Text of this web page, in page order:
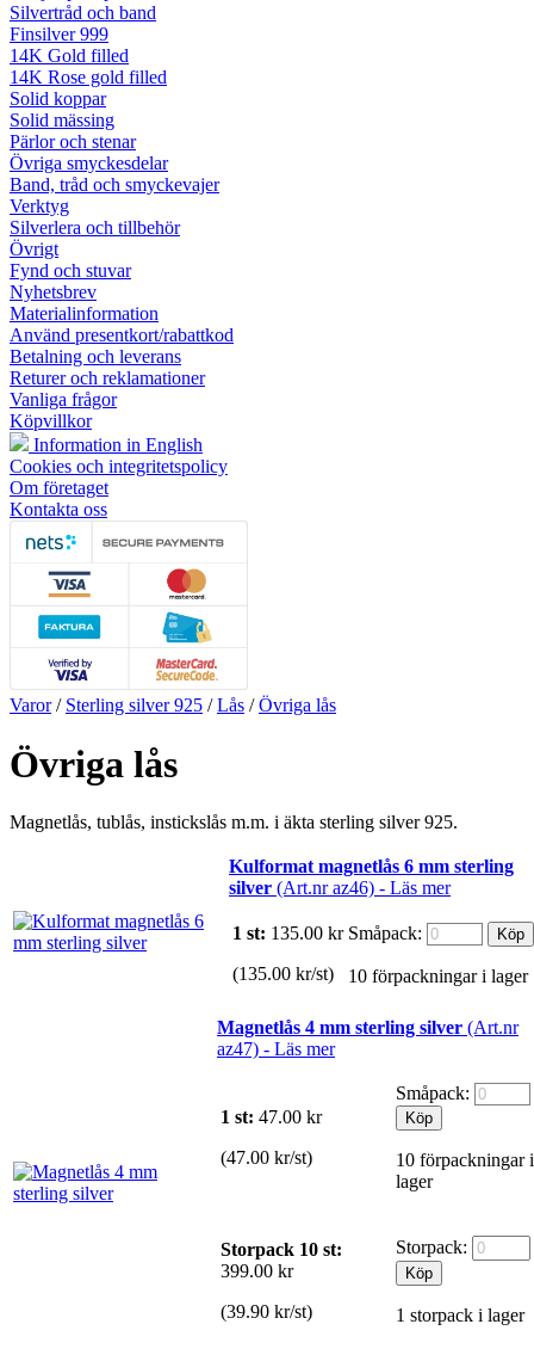
Silvertråd och band
Finsilver 999
14K Gold filled
14K Rose gold filled
Solid koppar
Solid mässing
Pärlor och stenar
Övriga smyckesdelar
Band, tråd och smyckevajer
Verktyg
Silverlera och tillbehör
Övrigt
Fynd och stuvar
Nyhetsbrev
Materialinformation
Använd presentkort/rabattkod
Betalning och leverans
Returer och reklamationer
Vanliga frågor
Köpvillkor
Information in English
Cookies och integritetspolicy
Om företaget
Kontakta oss
Varor/ Sterling silver 925 /Lås /Övriga lås
Övriga lås
Magnetlås, tublås, instickslås m.m. i äkta sterling silver 925.
Kulformat magnetlås 6 mm sterling
silver (Art.nr az46) - Läs mer
1 st: 135.00 kr
(135.00 kr/st)
Småpack:
10 förpackningar i lager
Magnetlås 4 mm sterling silver (Art.nr
az47) - Läs mer
1 st: 47.00 kr
(47.00 kr/st)
Småpack:
10 förpackningar i
lager
Storpack 10 st:
399.00 kr
(39.90 kr/st)
Storpack:
1 storpack i lager